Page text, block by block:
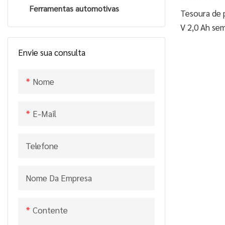
gasolina
Ferramentas automotivas
Envie sua consulta
Nome
E-Mail
Telefone
Nome Da Empresa
Contente
árvores
Tesoura de
V 2,0 Ah